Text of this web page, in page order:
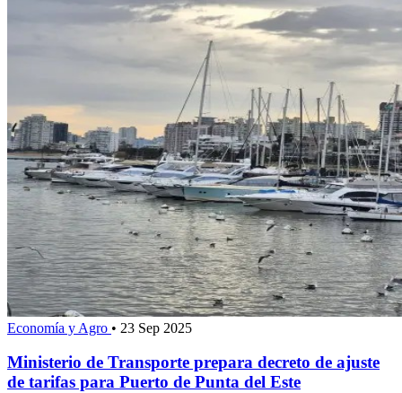
Economía y Agro • 23 Sep 2025
Ministerio de Transporte prepara decreto de ajuste
de tarifas para Puerto de Punta del Este